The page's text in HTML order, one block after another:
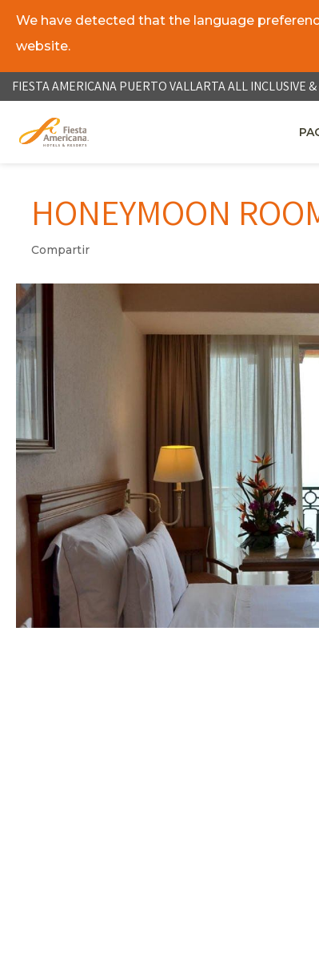
FIESTA AMERICANA PUERTO VALLARTA ALL INCLUSIVE &
We have detected that the language
website.
HONEYMOON
Compartir